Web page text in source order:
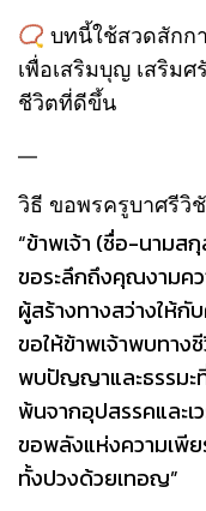
📿 บทนี้ใช้สวดสักก
เพื่อเสริมบุญ เสริม
ชีวิตที่ดีขึ้น
—
วิธี ขอพรครูบาศรีวิ
“ข้าพเจ้า (ชื่อ-นามส
ขอระลึกถึงคุณงามค
ผู้สร้างทางสว่างให้กั
ขอให้ข้าพเจ้าพบทาง
พบปัญญาและธรรมะ
พ้นจากอุปสรรคและเ
ขอพลังแห่งความเพีย
ทั้งปวงด้วยเทอญ”